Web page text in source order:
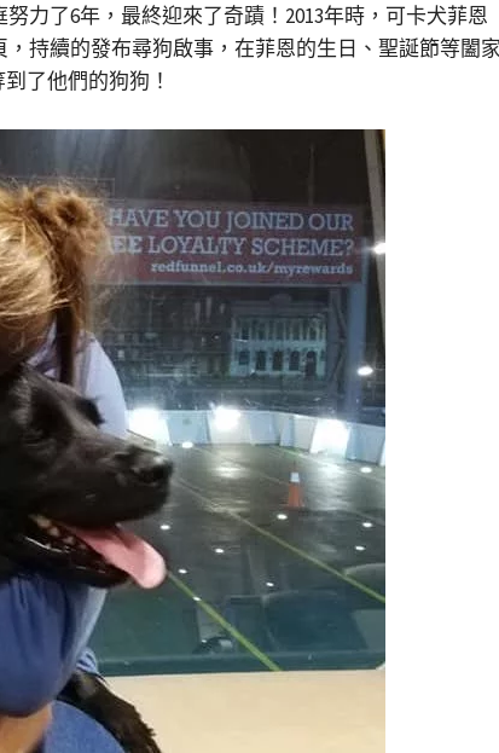
力了6年，最終迎來了奇蹟！2013年時，可卡犬菲
持續的發布尋狗啟事，在菲恩的生日、聖誕節等闔
了他們的狗狗！